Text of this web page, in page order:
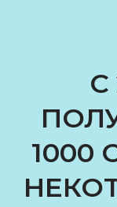
С
1000